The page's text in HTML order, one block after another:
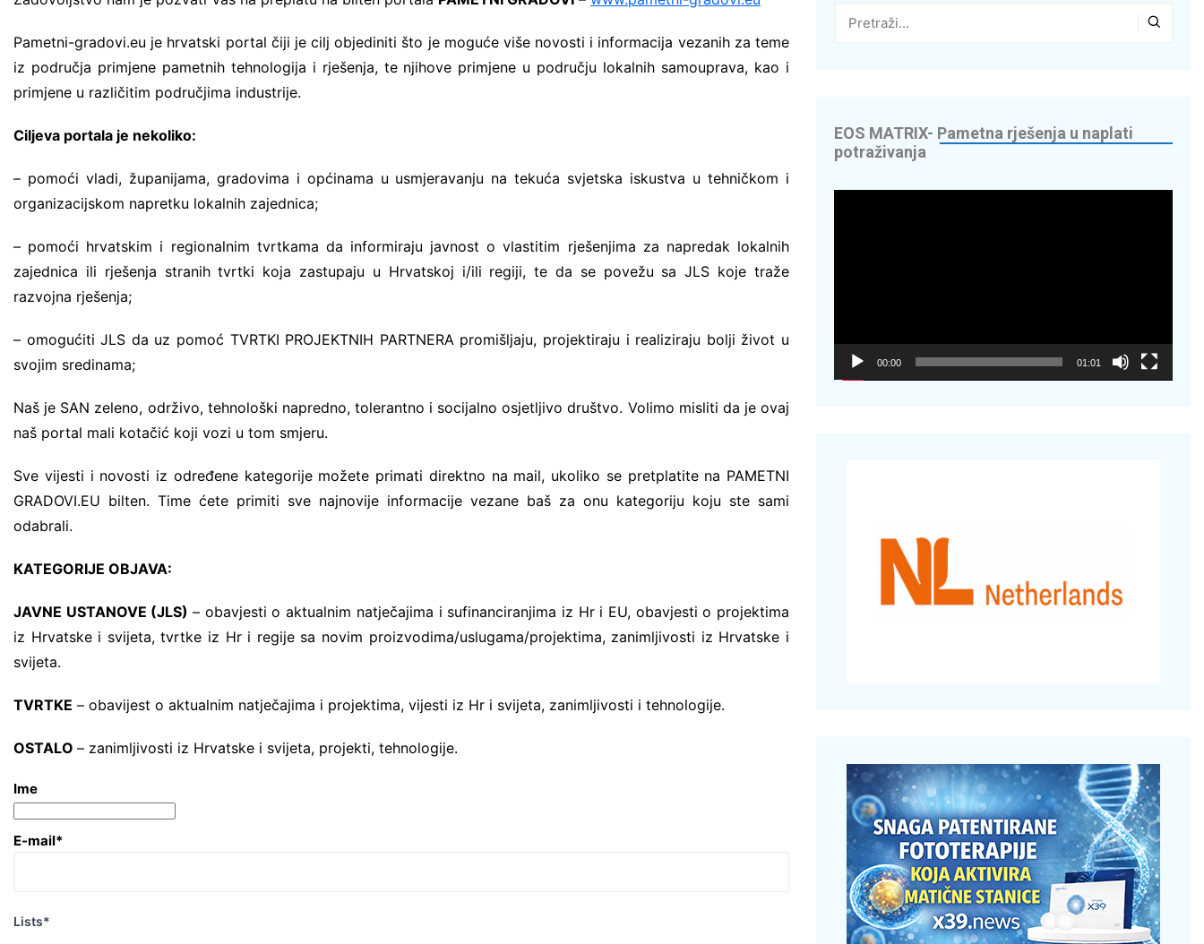
Promet i mobilnost
Zdravstvene i javne usluge
EOS Matrix d.o.o. – Vaš suradnik u
naplati
FORSCOPE – uštedite do 70% na
FORTIS LABOR – digitaliziramo
NavigareAI-Doc
Smart Sense
Sustav javnih bicikala – Nextbike
Pametni-gradovi.eu je hrvatski portal čiji je cilj objediniti što je moguće više novosti i informacija vezanih za teme
iz područja primjene pametnih tehnologija i rješenja, te njihove primjene u području lokalnih samouprava, kao i
primjene u različitim područjima industrije.
Ciljeva portala je nekoliko:
– pomoći vladi, županijama, gradovima i općinama u usmjeravanju na tekuća svjetska iskustva u tehničkom i
organizacijskom napretku lokalnih zajednica;
– pomoći hrvatskim i regionalnim tvrtkama da informiraju javnost o vlastitim rješenjima za napredak lokalnih
zajednica ili rješenja stranih tvrtki koja zastupaju u Hrvatskoj i/ili regiji, te da se povežu sa JLS koje traže
razvojna rješenja;
– omogućiti JLS da uz pomoć TVRTKI PROJEKTNIH PARTNERA promišljaju, projektiraju i realiziraju bolji život u
svojim sredinama;
Naš je SAN zeleno, održivo, tehnološki napredno, tolerantno i socijalno osjetljivo društvo. Volimo misliti da je ovaj
naš portal mali kotačić koji vozi u tom smjeru.
Sve vijesti i novosti iz određene kategorije možete primati direktno na mail, ukoliko se pretplatite na PAMETNI
GRADOVI.EU bilten. Time ćete primiti sve najnovije informacije vezane baš za onu kategoriju koju ste sami
odabrali.
KATEGORIJE OBJAVA:
JAVNE USTANOVE (JLS)– obavjesti o aktualnim natječajima i sufinanciranjima iz Hr i EU, obavjesti o projektima
iz Hrvatske i svijeta, tvrtke iz Hr i regije sa novim proizvodima/uslugama/projektima, zanimljivosti iz Hrvatske i
svijeta.
TVRTKE – obavijest o aktualnim natječajima i projektima, vijesti iz Hr i svijeta, zanimljivosti i tehnologije.
OSTALO – zanimljivosti iz Hrvatske i svijeta, projekti, tehnologije.
Ime
E-mail*
Lists*
EOS MATRIX- Pametna rješenja u naplati
potraživanja
00:00 01:01